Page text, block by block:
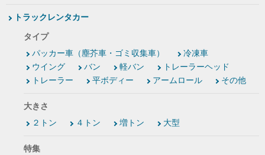
トラックレンタカー
タイプ
パッカー車（塵芥車・ゴミ収集車）
冷凍車
ウイング
バン 軽バン
トレーラーヘッド
トレーラー
平ボディー アームロール その他
大きさ
２トン
４トン 増トン 大型
特集